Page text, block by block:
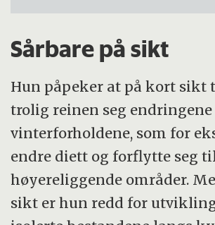
Sårbare på sikt
Hun påpeker at på kort sikt
trolig reinen seg endringene
vinterforholdene, som for
endre diett og forflytte seg til
høyereliggende områder.
sikt er hun redd for